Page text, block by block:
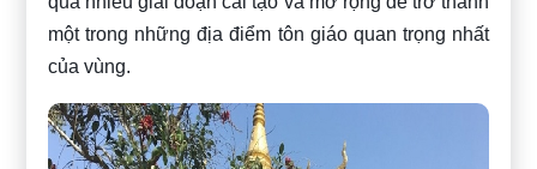
một trong những địa điểm tôn giáo quan trọng nhất
của vùng.